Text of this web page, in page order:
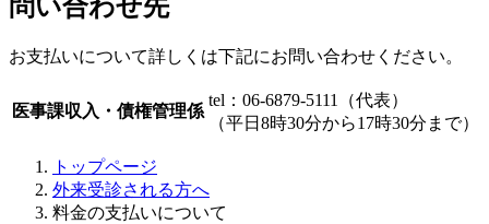
問い合わせ先
お支払いについて詳しくは下記にお問い合わせください。
医事課収入・債権管理係
tel：06-6879-5111（代表）
（平日8時30分から17時30分まで）
トップページ
外来受診される方へ
料金の支払いについて